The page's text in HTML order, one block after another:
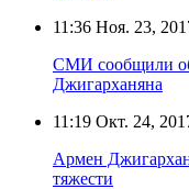
11:36 Ноя. 23,
СМИ сообщили об
Джигарханяна
11:19 Окт. 24,
Армен
тяжести